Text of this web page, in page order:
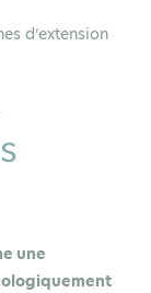
d’extension
une